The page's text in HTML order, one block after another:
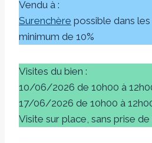
Vendu à :
Surenchère possible dans
minimum de 10%
Visites du bien :
10/06/2026 de 10h00 à
17/06/2026 de 10h00 à
Visite sur place, sans prise